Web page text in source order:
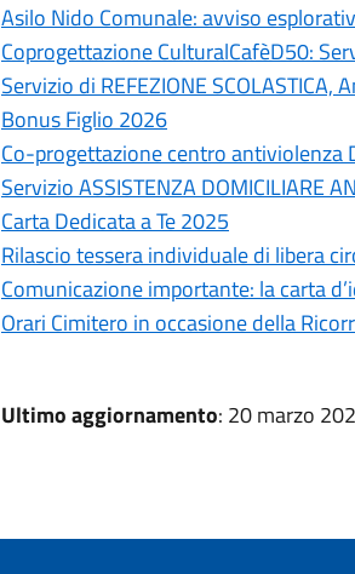
Asilo Nido Comunale: avviso
Coprogettazione CulturalCafèD50:
Servizio di REFEZIONE
Bonus Figlio 2026
Co-progettazione centro antiviolenza
Servizio ASSISTENZA DOMICILIARE
Carta Dedicata a Te 2025
Rilascio tessera individuale di libera
Comunicazione importante: la carta
Orari Cimitero in occasione della
Ultimo aggiornamento: 20 marzo